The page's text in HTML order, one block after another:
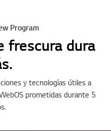
Program
frescura dura
y tecnologías útiles a
prometidas durante 5